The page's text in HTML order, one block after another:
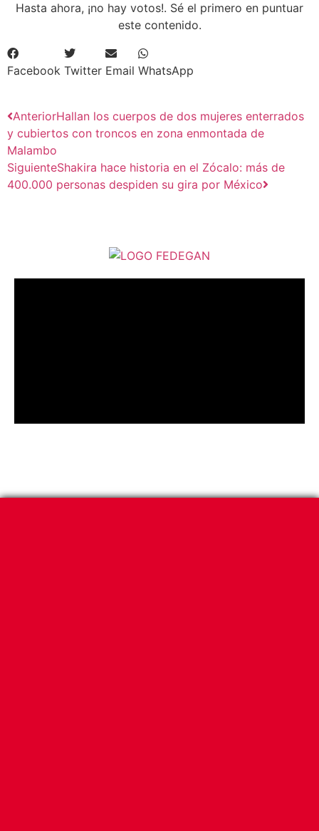
Hasta ahora, ¡no hay votos!. Sé el primero en puntuar
este contenido.
Facebook Twitter Email WhatsApp
AnteriorHallan los cuerpos de dos mujeres enterrados
y cubiertos con troncos en zona enmontada de
Malambo
SiguienteShakira hace historia en el Zócalo: más de
400.000 personas despiden su gira por México